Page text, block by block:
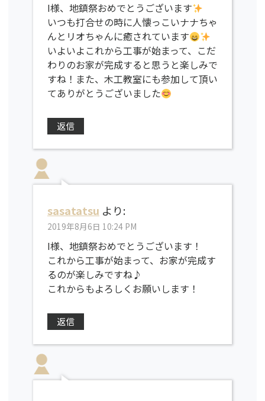
I様、地鎮祭おめでとうございます
いつも打合せの時に人懐っこいナナちゃ
んとリオちゃんに癒されています
いよいよこれから工事が始まって、こだ
わりのお家が完成すると思うと楽しみで
すね！また、木工教室にも参加して頂い
てありがとうございました
返信
sasatatsu より:
2019年8月6日 10:24 PM
I様、地鎮祭おめでとうございます！
これから工事が始まって、お家が完成す
るのが楽しみですね♪
これからもよろしくお願いします！
返信